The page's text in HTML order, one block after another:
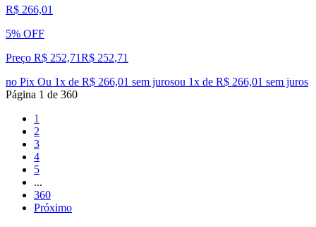
R$ 266,01
5% OFF
Preço R$ 252,71R$ 252,71
no Pix Ou 1x de R$ 266,01 sem jurosou 1x de R$ 266,01 sem juros
Página 1 de 360
1
2
3
4
5
...
360
Próximo